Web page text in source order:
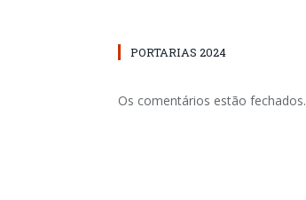
PORTARIAS 2024
Os comentários estão fechados.